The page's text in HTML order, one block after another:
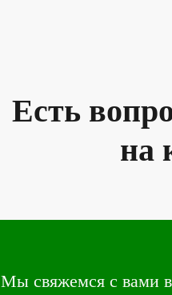
Есть
на
Мы свяжемся с вами